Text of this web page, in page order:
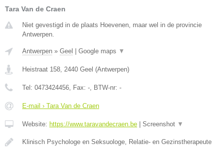
Tara Van de Craen
Niet gevestigd in de plaats Hoevenen, maar wel in de provincie
Antwerpen.
Antwerpen » Geel Google maps ▼
Heistraat 158, 2440 Geel (Antwerpen)
Tel: 0473424456, Fax: -, BTW-nr: -
E-mail › Tara Van de Craen
Website: https://www.taravandecraen.be Screenshot ▼
Klinisch Psychologe en Seksuologe, Relatie- en Gezinstherapeute